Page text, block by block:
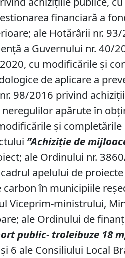
financiară a
ale Hotărârii nr.
a Guvernului nr. 40/
cu modificările și
de aplicare a
98/2016 privind
apărute în
și
”Achiziție de
ale Ordinului nr.
apelului de
în municipiile
Viceprim-ministrului,
ale Ordinului de
public- troleibuze 18
6 ale Consiliului Local